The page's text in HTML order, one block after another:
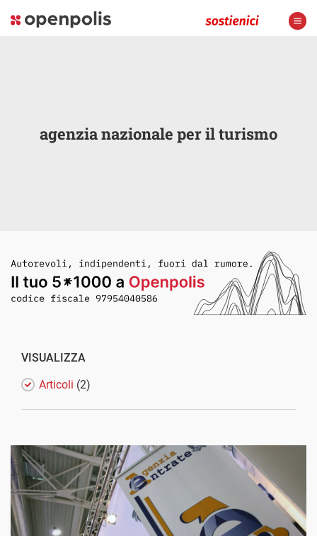
agenzia nazionale per il turismo
VISUALIZZA
Articoli (2)